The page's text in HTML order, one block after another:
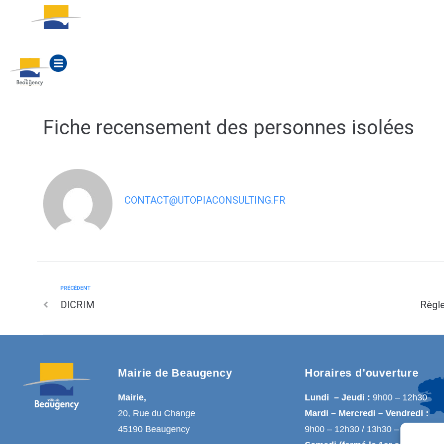
Fiche recensement des personnes isolées
CONTACT@UTOPIACONSULTING.FR
PRÉCÉDENT
DICRIM
Mairie de Beaugency
Mairie,
20, Rue du Change
45190 Beaugency
Horaires d’ouverture
Lundi – Jeudi : 9h00 – 12h30
Mardi – Mercredi – Vendredi :
9h00 – 12h30 / 13h30 – 17h00